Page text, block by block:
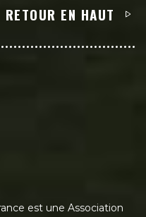
RETOUR EN HAUT
est une Association